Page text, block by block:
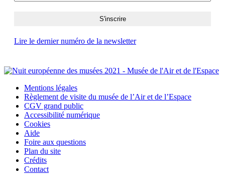
Lire le dernier numéro de la newsletter
Mentions légales
Règlement de visite du musée de l’Air et de l’Espace
CGV grand public
Accessibilité numérique
Cookies
Aide
Foire aux questions
Plan du site
Crédits
Contact